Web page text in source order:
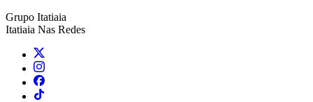
Grupo Itatiaia
Itatiaia Nas Redes